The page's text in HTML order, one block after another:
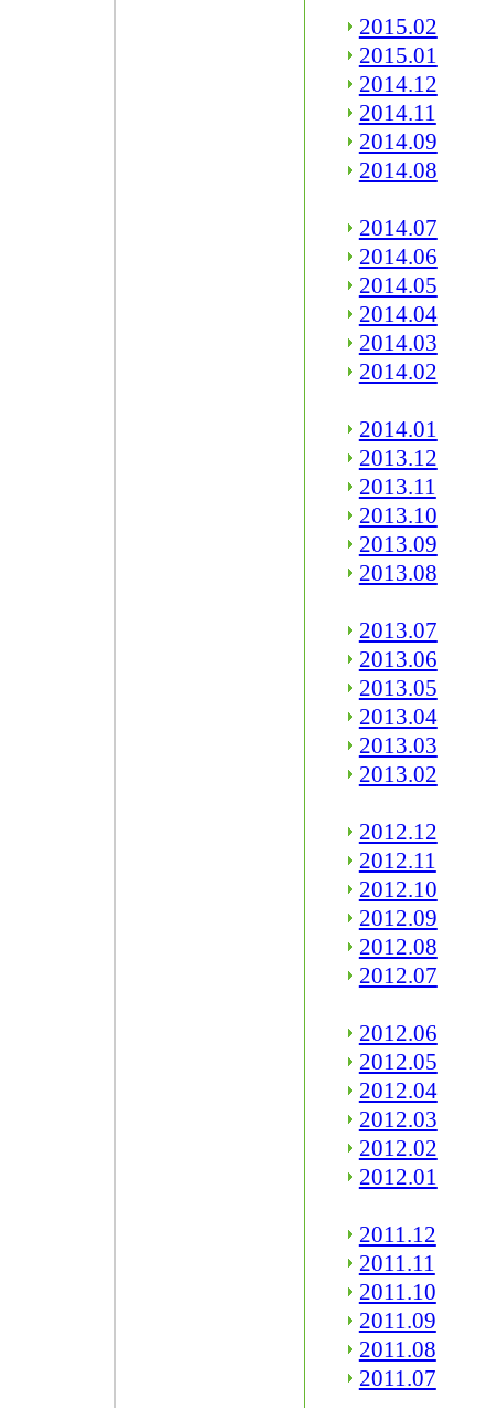
2015.02
2015.01
2014.12
2014.11
2014.09
2014.08
2014.07
2014.06
2014.05
2014.04
2014.03
2014.02
2014.01
2013.12
2013.11
2013.10
2013.09
2013.08
2013.07
2013.06
2013.05
2013.04
2013.03
2013.02
2012.12
2012.11
2012.10
2012.09
2012.08
2012.07
2012.06
2012.05
2012.04
2012.03
2012.02
2012.01
2011.12
2011.11
2011.10
2011.09
2011.08
2011.07